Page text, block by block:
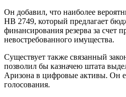
Он добавил, что наиболее
HB 2749, который предлагает
финансирования резерва за счет
невостребованного имущества.
Существует также связанный
позволил бы казначею штата
Аризона в цифровые активы. Он
голосования.